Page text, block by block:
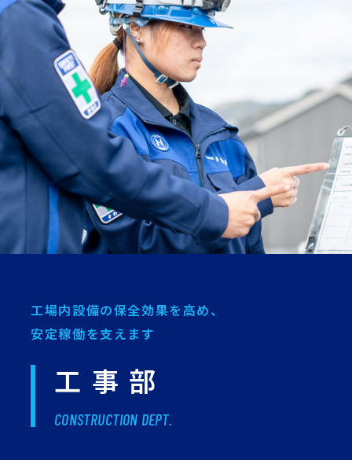
工場内設備の保全効果を高め、
安定稼働を支えます
工事部
CONSTRUCTION DEPT.